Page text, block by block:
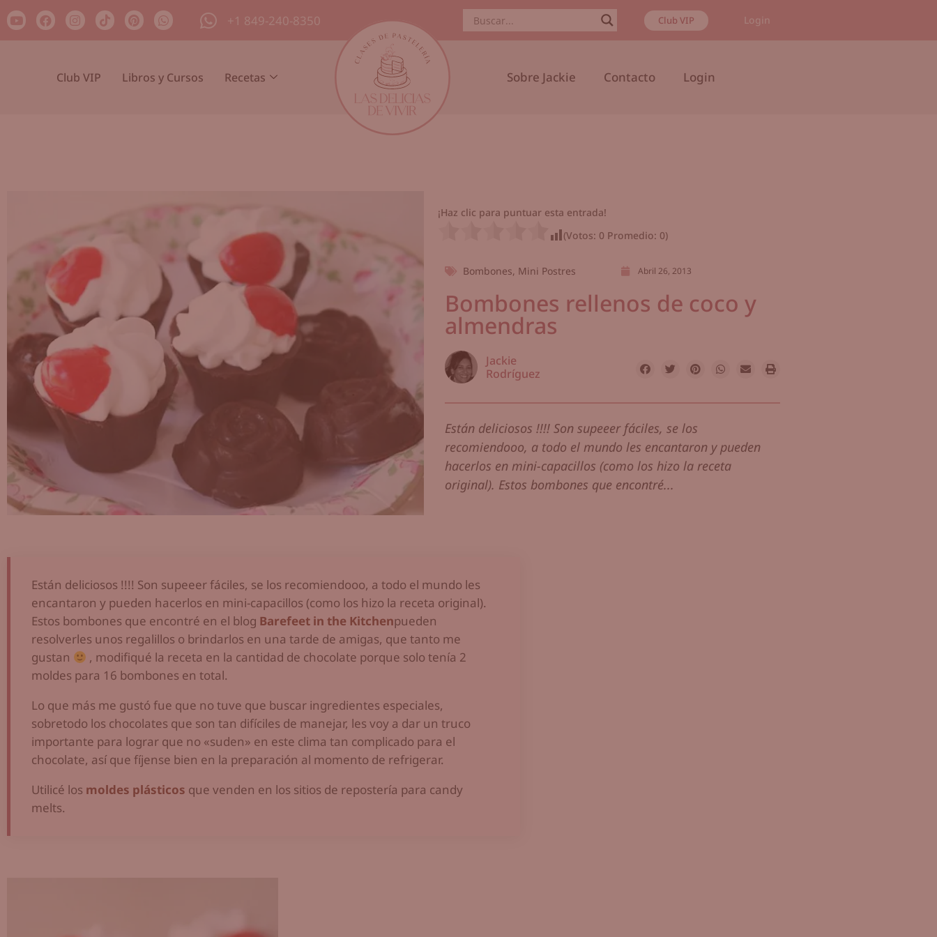
+1 849-240-8350 Club VIP Login
Club VIP Libros y Cursos Recetas Sobre Jackie Contacto Login
¡Haz clic para puntuar esta entrada!
(Votos: 0 Promedio: 0)
Bombones, Mini Postres Abril 26, 2013
Bombones rellenos de coco y
almendras
Jackie
Rodríguez
Están deliciosos !!!! Son supeeer fáciles, se los
recomiendooo, a todo el mundo les encantaron y pueden
hacerlos en mini-capacillos (como los hizo la receta
original). Estos bombones que encontré...
Están deliciosos !!!! Son supeeer fáciles, se los recomiendooo, a todo el mundo les
encantaron y pueden hacerlos en mini-capacillos (como los hizo la receta original).
Estos bombones que encontré en el blog Barefeet in the Kitchenpueden
resolverles unos regalillos o brindarlos en una tarde de amigas, que tanto me
gustan
, modifiqué la receta en la cantidad de chocolate porque solo tenía 2
moldes para 16 bombones en total.
Lo que más me gustó fue que no tuve que buscar ingredientes especiales,
sobretodo los chocolates que son tan difíciles de manejar, les voy a dar un truco
importante para lograr que no «suden» en este clima tan complicado para el
chocolate, así que fíjense bien en la preparación al momento de refrigerar.
Utilicé los moldes plásticos que venden en los sitios de repostería para candy
melts.